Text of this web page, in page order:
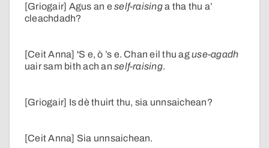
[Griogair] Agus an eself-raisinga tha thu a’
cleachdadh?
[Ceit Anna] 'S e, ò ’s e. Chan eil thu aguse-agadh
uair sam bith ach anself-raising.
[Griogair] Is dè thuirt thu, sia unnsaichean?
[Ceit Anna] Sia unnsaichean.